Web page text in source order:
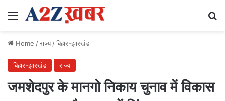
Menu
Home /राज्य/बिहार-झारखंड
बिहार-झारखंड राज्य
जमशेदपुर के मानगो निकाय चुनाव में विकास